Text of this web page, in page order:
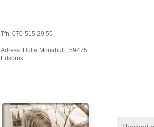
Tfn: 070-515 29 55
Adress: Hulta Monahult , 59475
Edsbruk